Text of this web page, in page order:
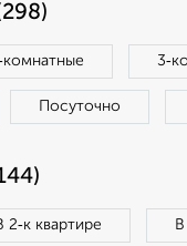
Посуточно
2‑к квартире